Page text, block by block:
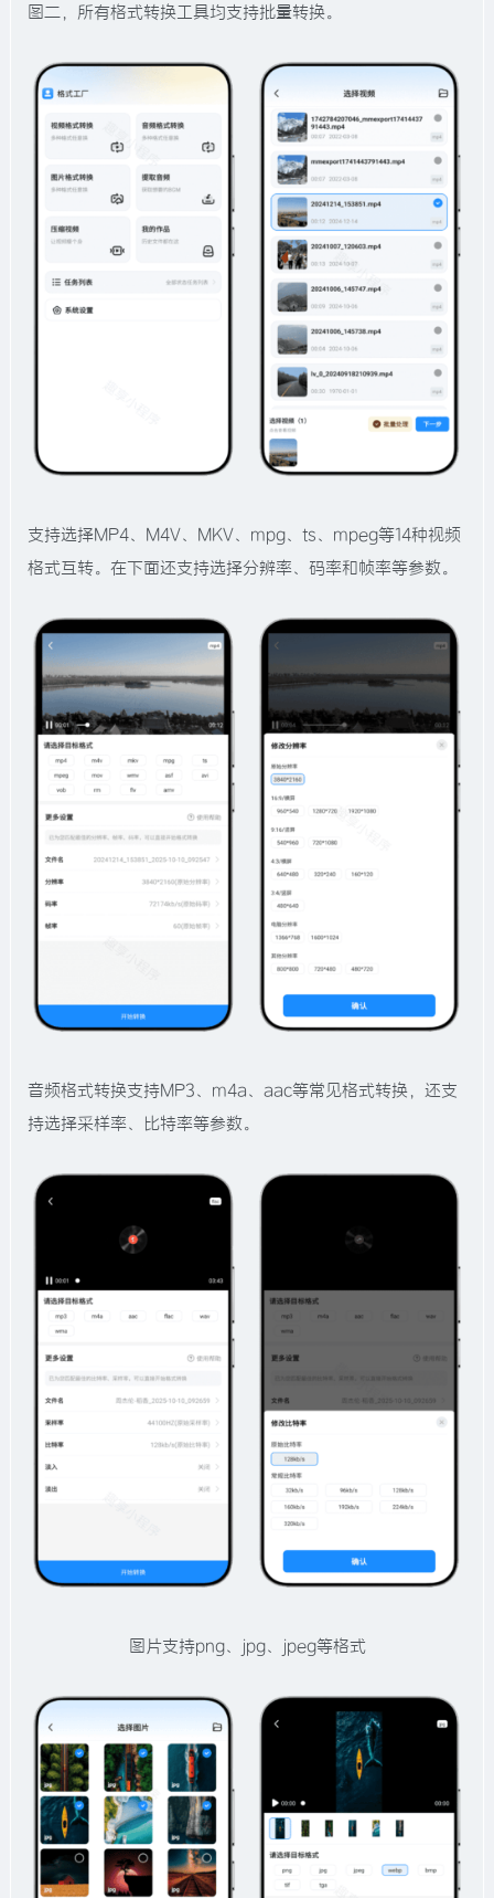
图二，所有格式转换工具均支持批量转换。
支持选择MP4、M4V、MKV、mpg、ts、mpeg等14种视频
格式互转。在下面还支持选择分辨率、码率和帧率等参数。
音频格式转换支持MP3、m4a、aac等常见格式转换，还支
持选择采样率、比特率等参数。
图片支持png、jpg、jpeg等格式